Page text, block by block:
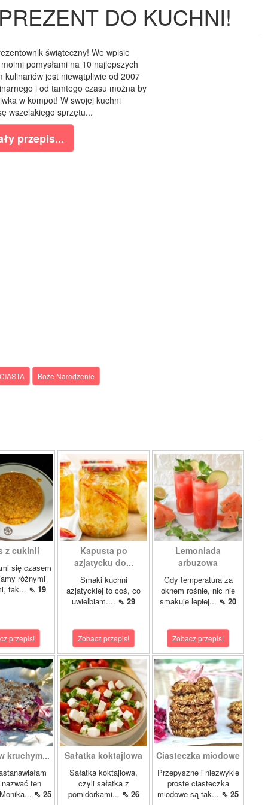
DO KUCHNI!
świąteczny! We wpisie
pomysłami na 10 najlepszych
kulinariów jest niewątpliwie od 2007
i od tamtego czasu można by
w kompot! W swojej kuchni
wszelakiego sprzętu...
przepis...
CIASTA Boże Narodzenie
z cukinii
się czasem
różnymi
tak... ⇖ 19
przepis!
Kapusta po
azjatycku do...
Smaki kuchni
azjatyckiej to coś, co
uwielbiam.... ⇖ 29
Zobacz przepis!
Lemoniada
arbuzowa
Gdy temperatura za
oknem rośnie, nic nie
smakuje lepiej... ⇖ 20
Zobacz przepis!
kruchym...
ten
⇖ 25
Sałatka koktajlowa
Sałatka koktajlowa,
czyli sałatka z
pomidorkami... ⇖ 26
Ciasteczka miodowe
Przepyszne i niezwykle
proste ciasteczka
miodowe są tak... ⇖ 25